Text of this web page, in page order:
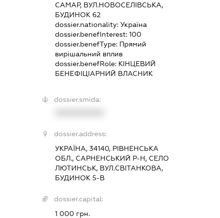
САМАР, ВУЛ.НОВОСЕЛІВСЬКА,
БУДИНОК 62
dossier.nationality: Україна
dossier.benefInterest: 100
dossier.benefType: Прямий
вирішальний вплив
dossier.benefRole: КІНЦЕВИЙ
БЕНЕФІЦІАРНИЙ ВЛАСНИК
dossier.smida:
dossier.address:
УКРАЇНА, 34140, РІВНЕНСЬКА
ОБЛ., САРНЕНСЬКИЙ Р-Н, СЕЛО
ЛЮТИНСЬК, ВУЛ.СВІТАНКОВА,
БУДИНОК 5-В
dossier.capital:
1 000 грн.